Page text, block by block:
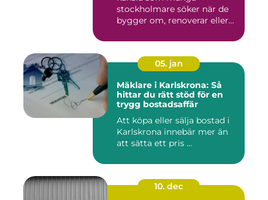
stockholmare söker när de
bygger om, renoverar eller
05. jan
Mäklare i Karlskrona: Så
hittar du rätt stöd för en
trygg bostadsaffär
Att köpa eller sälja bostad i
Karlskrona innebär mer än
att sätta ett pris ...
10. dec